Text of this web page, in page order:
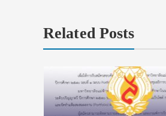
Related Posts